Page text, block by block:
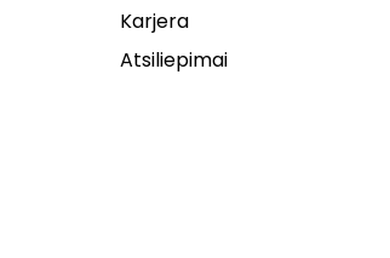
Karjera
Atsiliepimai